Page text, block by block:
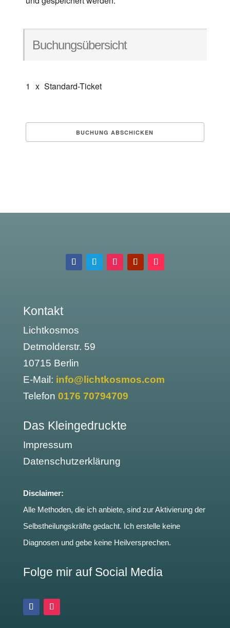
Buchungsübersicht
1 x Standard-Ticket
Kontakt
Lichtkosmos
Detmolderstr. 59
10715 Berlin
E-Mail: info@lichtkosmos.com
Telefon 0176 70794709
Das Kleingedruckte
Impressum
Datenschutzerklärung
Disclaimer:
Alle Methoden, die ich anbiete, sind zur Aktivierung der
Selbstheilungskräfte gedacht. Ich erstelle keine
Diagnosen und gebe keine Heilversprechen.
Folge mir auf Social Media